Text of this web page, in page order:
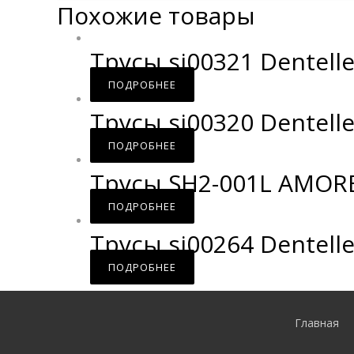
Похожие товары
Трусы si00321 Dentelle
ПОДРОБНЕЕ
Трусы si00320 Dentelle
ПОДРОБНЕЕ
Трусы SH2-001L
ПОДРОБНЕЕ
Трусы si00264 Dentelle
ПОДРОБНЕЕ
Главная